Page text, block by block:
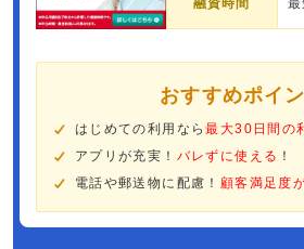
融資時間
おすすめポイ
はじめての利用なら最大30日間の
アプリが充実！ バレずに使える ！
電話や郵送物に配慮！ 顧客満足度